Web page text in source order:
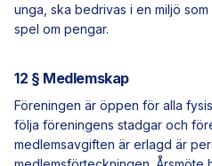
unga, ska bedrivas i en miljö
spel om pengar.
12 § Medlemskap
Föreningen är öppen för alla
följa föreningens stadgar och
medlemsavgiften är erlagd är